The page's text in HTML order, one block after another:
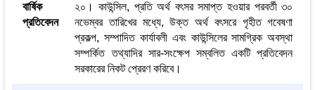
বার্ষিক
প্রতিবেদন
২০। কাউন্সিল, প্রতি অর্থ বৎসর সমাপ্ত হওয়ার পরবর্তী ৩০
নভেম্বর তারিখের মধ্যে, উক্ত অর্থ বৎসরে গৃহীত গবেষণা
প্রকল্প, সম্পাদিত কার্যাবলী এবং কাউন্সিলের সামগ্রিক অবস্থা
সম্পর্কিত তথ্যাদির সার-সংক্ষেপ সম্বলিত একটি প্রতিবেদন
সরকারের নিকট প্রেরণ করিবে।